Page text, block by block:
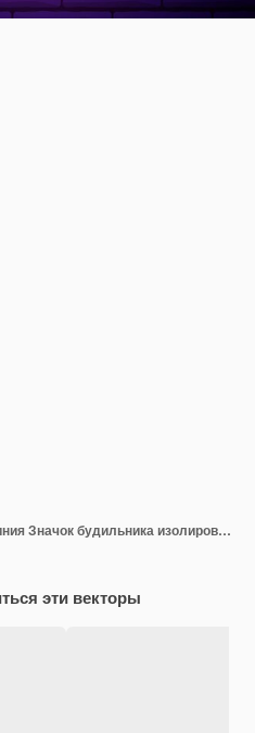
Светящаяся неоновая линия Значок будильника изолирован на фоне кирпичной стены
эти векторы